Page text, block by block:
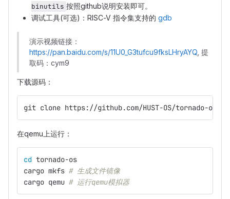
binutils 按照github说明安装即可。
调试工具(可选)：RISC-V 指令集支持的 gdb
演示视频链接：
https://pan.baidu.com/s/11U0_G3tufcu9fksLHryAYQ , 提
取码：cym9
下载源码：
git clone https://github.com/HUST-OS/tornado-
在qemu上运行：
cd tornado-os
cargo mkfs # 生成文件镜像
cargo qemu # 运行qemu模拟器